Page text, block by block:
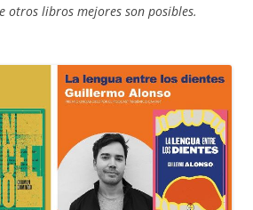
otros libros mejores son posibles.